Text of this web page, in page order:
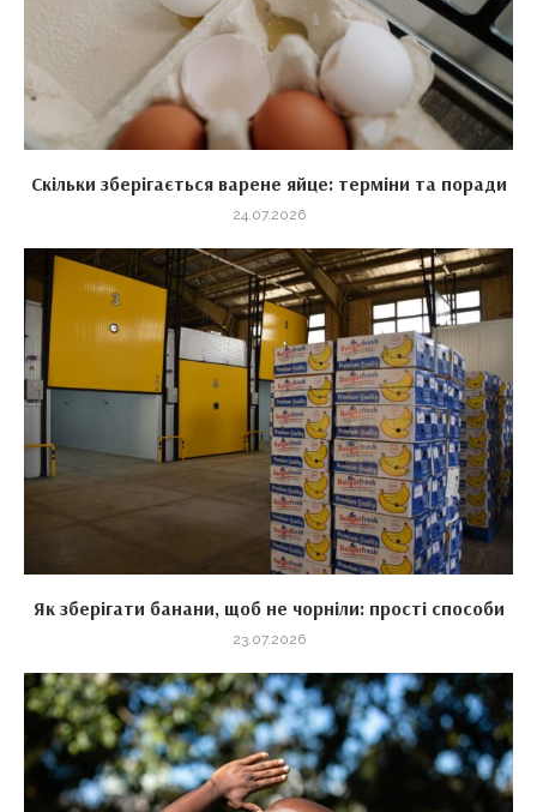
Скільки зберігається варене яйце: терміни та поради
24.07.2026
Як зберігати банани, щоб не чорніли: прості способи
23.07.2026